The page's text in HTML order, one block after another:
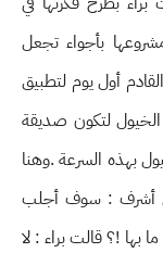
بأجواء تجعل
أول يوم لتطبيق
لتكون صديقة
بهذه السرعة .وهنا
أشرف : سوف أجلب
بها !؟ قالت براء : لا